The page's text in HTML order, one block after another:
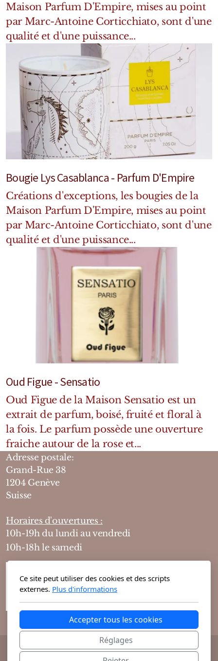
Maison Parfum D'Empire, mises au point
par Marc-Antoine Corticchiato, sont d'une
qualité et d'une puissance...
Bougie Lys Casablanca - Parfum D'Empire
Créations d'exceptions, les bougies de la
Maison Parfum D'Empire, mises au point
par Marc-Antoine Corticchiato, sont d'une
qualité et d'une puissance...
Oud Figue - Sensatio
Oud Figue de la Maison Sensatio est un
extrait de parfum, boisé, fruité et floral à
la fois. Le parfum possède une ouverture
fraiche autour de la rose et...
Adresse postale:
Grand-Rue 38
1204 Genève
Suisse
Horaires d'ouvertures :
10h-19h du lundi au vendredi
10h-18h le samedi
@ 2026 Theodora Haute Parfumerie vous
Ce site peut utiliser des cookies et des scripts
externes. Plus d'informations
Accepter tous les cookies
Réglages